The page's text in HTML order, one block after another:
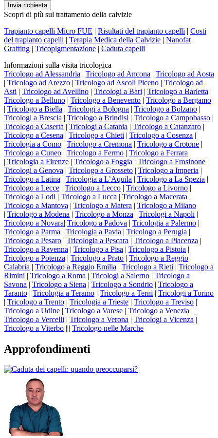
Invia richiesta
Scopri di più sul trattamento della calvizie
Trapianto capelli Micro FUE | Risultati del trapianto capelli | Costi
del trapianto capelli | Terapia Medica della Calvizie | Nanofat
Grafting | Tricopigmentazione | Caduta capelli
Informazioni sulla visita tricologica
Tricologo ad Alessandria | Tricologo ad Ancona | Tricologo ad Aosta
| Tricologo ad Arezzo | Tricologo ad Ascoli Piceno | Tricologo ad
Asti | Tricologo ad Avellino | Tricologi a Bari | Tricologo a Barletta |
Tricologo a Belluno | Tricologo a Benevento | Tricologo a Bergamo
| Tricologo a Biella | Tricologi a Bologna | Tricologo a Bolzano |
Tricologi a Brescia | Tricologo a Brindisi | Tricologo a Campobasso |
Tricologo a Caserta | Tricologi a Catania | Tricologo a Catanzaro |
Tricologo a Cesena | Tricologo a Chieti | Tricologo a Cosenza |
Tricologia a Como | Tricologo a Cremona | Tricologo a Crotone |
Tricologo a Cuneo | Tricologo a Fermo | Tricologo a Ferrara
| Tricologia a Firenze | Tricologo a Foggia | Tricologo a Frosinone |
Tricologi a Genova | Tricologo a Grosseto | Tricologo a Imperia |
Tricologo a Latina | Tricologia a L’Aquila | Tricologo a La Spezia |
Tricologo a Lecce | Tricologo a Lecco | Tricologo a Livorno |
Tricologo a Lodi | Tricologo a Lucca | Tricologo a Macerata |
Tricologo a Mantova | Tricologo a Matera | Tricologo a Milano
| Tricologo a Modena | Tricologo a Monza | Tricologi a Napoli |
Tricologo a Novara| Tricologo a Padova | Tricologia a Palermo |
Tricologo a Parma | Tricologia a Pavia | Tricologo a Perugia |
Tricologo a Pesaro | Tricologia a Pescara | Tricologo a Piacenza |
Tricologo a Ravenna | Tricologo a Pisa | Tricologo a Pistoia |
Tricologo a Potenza | Tricologo a Prato | Tricologo a Reggio
Calabria | Tricologo a Reggio Emilia | Tricologo a Rieti | Tricologo a
Rimini | Tricologo a Roma | Tricologi a Salerno | Tricologo a
Savona | Tricologo a Siena | Tricologo a Sondrio | Tricologo a
Taranto | Tricologia a Teramo | Tricologo a Terni | Tricologi a Torino
| Tricologo a Trento | Tricologia a Trieste | Tricologo a Treviso |
Tricologo a Udine | Tricologo a Varese | Tricologo a Venezia |
Tricologo a Vercelli | Tricologo a Verona | Tricologi a Vicenza |
Tricologo a Viterbo ||| Tricologo nelle Marche
Approfondimenti